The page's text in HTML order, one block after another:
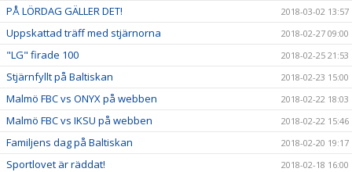
PÅ LÖRDAG GÄLLER DET! 2018-03-02 13:57
Uppskattad träff med stjärnorna 2018-02-27 09:00
"LG" firade 100 2018-02-25 21:53
Stjärnfyllt på Baltiskan 2018-02-23 15:00
Malmö FBC vs ONYX på webben 2018-02-22 18:03
Malmö FBC vs IKSU på webben 2018-02-22 15:46
Familjens dag på Baltiskan 2018-02-20 19:17
Sportlovet är räddat! 2018-02-18 16:00